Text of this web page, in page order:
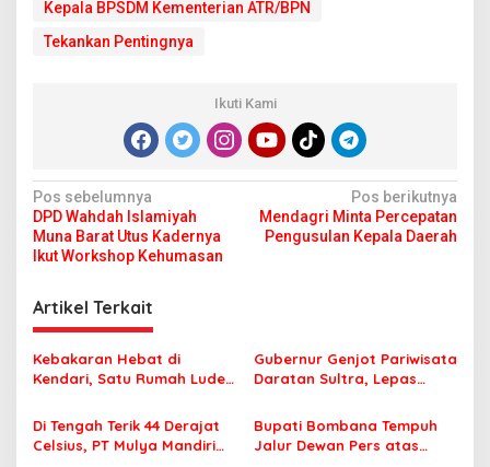
Kepala BPSDM Kementerian ATR/BPN
Tekankan Pentingnya
Ikuti Kami
N
a
v
i
g
a
s
i
p
Pos sebelumnya
DPD Wahdah Islamiyah
Muna Barat Utus Kadernya
Ikut Workshop Kehumasan
Pos berikutnya
Mendagri Minta Percepatan
Pengusulan Kepala Daerah
Artikel Terkait
Kebakaran Hebat di
Kendari, Satu Rumah Ludes
Gubernur Genjot Pariwisata
Daratan Sultra, Lepas
Tiga Kabupaten Unggulan
Di Tengah Terik 44 Derajat
Celsius, PT Mulya Mandiri
Bupati Bombana Tempuh
Jalur Dewan Pers atas